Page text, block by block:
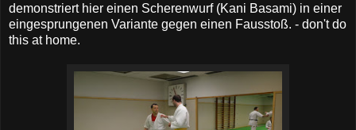
demonstriert hier einen Scherenwurf (Kani Basami) in einer
eingesprungenen Variante gegen einen Fausstoß. - don't do
this at home.